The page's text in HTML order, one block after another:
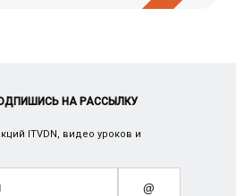
НА РАССЫЛКУ
ITVDN, видео уроков и
@